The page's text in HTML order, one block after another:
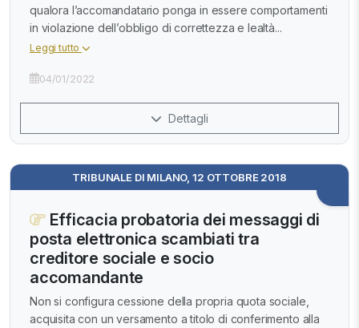
qualora l’accomandatario ponga in essere comportamenti
in violazione dell’obbligo di correttezza e lealtà...
Leggi tutto
04/01/2022
Dettagli
TRIBUNALE DI MILANO, 12 OTTOBRE 2018
Efficacia probatoria dei messaggi di
posta elettronica scambiati tra
creditore sociale e socio
accomandante
Non si configura cessione della propria quota sociale,
acquisita con un versamento a titolo di conferimento alla